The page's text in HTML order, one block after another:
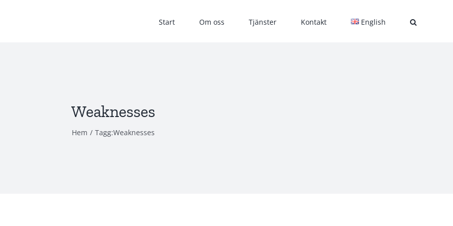
Start Om oss Tjänster Kontakt English
Weaknesses
Hem / Tagg:Weaknesses